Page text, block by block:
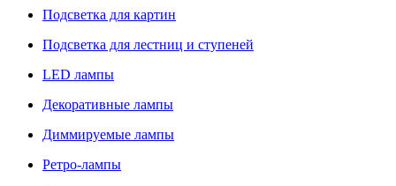
Подсветка для картин
Подсветка для лестниц и ступеней
LED лампы
Декоративные лампы
Диммируемые лампы
Ретро-лампы